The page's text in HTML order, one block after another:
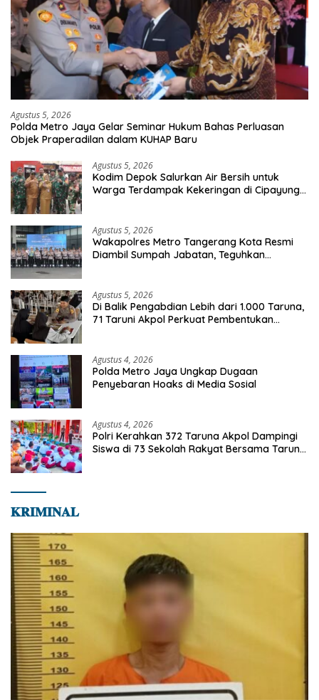
Agustus 5, 2026
Polda Metro Jaya Gelar Seminar Hukum Bahas Perluasan
Objek Praperadilan dalam KUHAP Baru
Agustus 5, 2026
Kodim Depok Salurkan Air Bersih untuk
Warga Terdampak Kekeringan di Cipayung
Agustus 5, 2026
Wakapolres Metro Tangerang Kota Resmi
Diambil Sumpah Jabatan, Teguhkan
Agustus 5, 2026
Di Balik Pengabdian Lebih dari 1.000 Taruna,
71 Taruni Akpol Perkuat Pembentukan
Agustus 4, 2026
Polda Metro Jaya Ungkap Dugaan
Penyebaran Hoaks di Media Sosial
Agustus 4, 2026
Polri Kerahkan 372 Taruna Akpol Dampingi
Siswa di 73 Sekolah Rakyat Bersama Taruna
𝐊𝐑𝐈𝐌𝐈𝐍𝐀𝐋